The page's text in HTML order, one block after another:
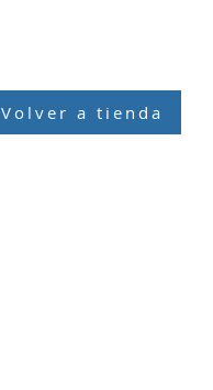
Volver a tienda